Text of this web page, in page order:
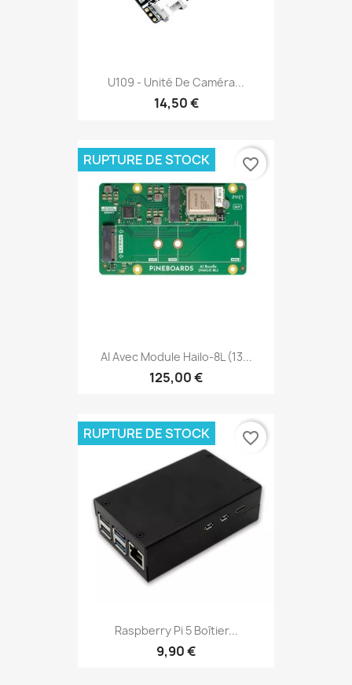
U109 - Unité De Caméra...
14,50 €
AI Avec Module Hailo-8L (13...
125,00 €
RUPTURE DE STOCK favorite_border
Raspberry Pi 5 Boîtier...
9,90 €
RUPTURE DE STOCK favorite_border